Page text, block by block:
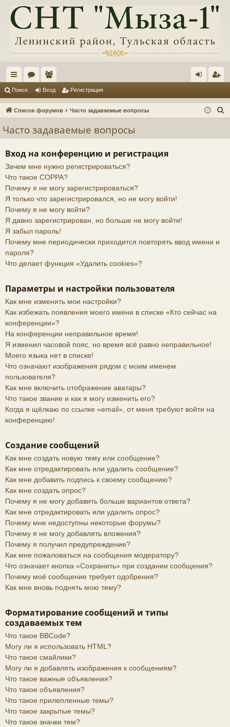
с
ы ум
ол
ьз
ат
ел
и
д ис
Поиск Вход Регистрация
Список форумов Часто задаваемые вопросы
Часто задаваемые вопросы
Вход на конференцию и регистрация
Зачем мне нужно регистрироваться?
Что такое COPPA?
Почему я не могу зарегистрироваться?
Я только что зарегистрировался, но не могу войти!
Почему я не могу войти?
Я давно зарегистрирован, но больше не могу войти!
Я забыл пароль!
Почему мне периодически приходится повторять ввод имени и
пароля?
Что делает функция «Удалить cookies»?
Параметры и настройки пользователя
Как мне изменить мои настройки?
Как избежать появления моего имени в списке «Кто сейчас на
конференции»?
На конференции неправильное время!
Я изменил часовой пояс, но время всё равно неправильное!
Моего языка нет в списке!
Что означают изображения рядом с моим именем
пользователя?
Как мне включить отображение аватары?
Что такое звание и как я могу изменить его?
Когда я щёлкаю по ссылке «email», от меня требуют войти на
конференцию!
Создание сообщений
Как мне создать новую тему или сообщение?
Как мне отредактировать или удалить сообщение?
Как мне добавить подпись к своему сообщению?
Как мне создать опрос?
Почему я не могу добавить больше вариантов ответа?
Как мне отредактировать или удалить опрос?
Почему мне недоступны некоторые форумы?
Почему я не могу добавлять вложения?
Почему я получил предупреждение?
Как мне пожаловаться на сообщения модератору?
Что означает кнопка «Сохранить» при создании сообщения?
Почему моё сообщение требует одобрения?
Как мне вновь поднять мою тему?
Форматирование сообщений и типы
создаваемых тем
Что такое BBCode?
Могу ли я использовать HTML?
Что такое смайлики?
Могу ли я добавлять изображения к сообщениям?
Что такое важные объявления?
Что такое объявления?
Что такое прилепленные темы?
Что такое закрытые темы?
Что такое значки тем?